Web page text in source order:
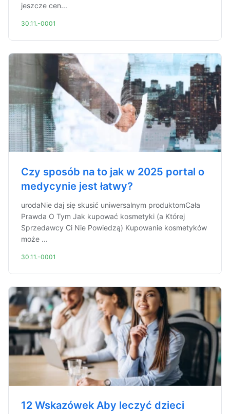
jeszcze cen...
30.11.-0001
Czy sposób na to jak w 2025 portal o
medycynie jest łatwy?
urodaNie daj się skusić uniwersalnym produktomCała
Prawda O Tym Jak kupować kosmetyki (a Której
Sprzedawcy Ci Nie Powiedzą) Kupowanie kosmetyków
może ...
30.11.-0001
12 Wskazówek Aby leczyć dzieci